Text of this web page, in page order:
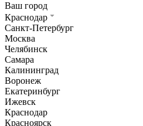
Ваш город
Краснодар
Санкт-Петербург
Москва
Челябинск
Самара
Калининград
Воронеж
Екатеринбург
Ижевск
Краснодар
Красноярск